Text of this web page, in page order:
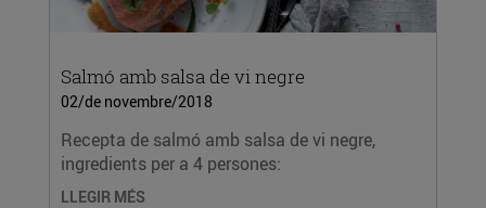
Salmó amb salsa de vi negre
02/de novembre/2018
Recepta de salmó amb salsa de vi negre,
ingredients per a 4 persones:
LLEGIR MÉS